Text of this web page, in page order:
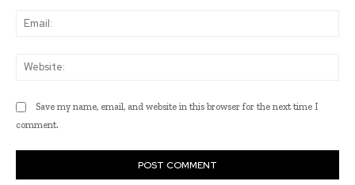
Save my name, email, and website in this browser for the next time I
comment.